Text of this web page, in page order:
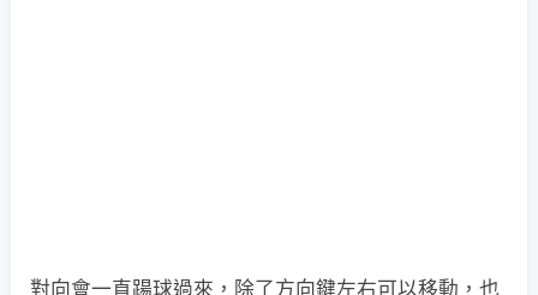
對向會一直踼球過來，除了方向鍵左右可以移動，也